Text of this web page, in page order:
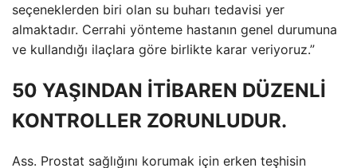
seçeneklerden biri olan su buharı tedavisi yer
almaktadır. Cerrahi yönteme hastanın genel durumuna
ve kullandığı ilaçlara göre birlikte karar veriyoruz.”
50 YAŞINDAN İTİBAREN DÜZENLİ
KONTROLLER ZORUNLUDUR.
Ass. Prostat sağlığını korumak için erken teşhisin